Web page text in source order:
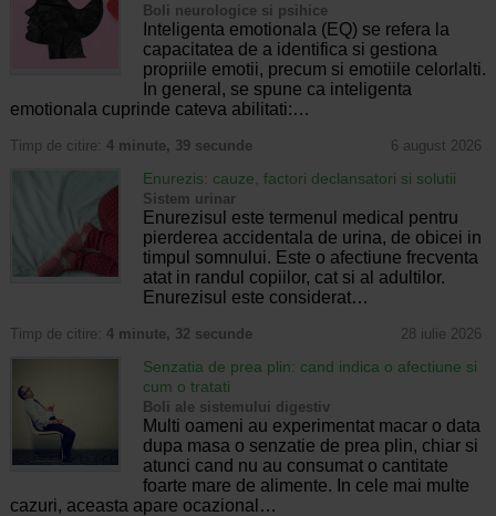
Boli neurologice si psihice
Inteligenta emotionala (EQ) se refera la
capacitatea de a identifica si gestiona
propriile emotii, precum si emotiile celorlalti.
In general, se spune ca inteligenta
emotionala cuprinde cateva abilitati:…
Timp de citire: 4 minute, 39 secunde 6 august 2026
Enurezis: cauze, factori declansatori si solutii
Sistem urinar
Enurezisul este termenul medical pentru
pierderea accidentala de urina, de obicei in
timpul somnului. Este o afectiune frecventa
atat in randul copiilor, cat si al adultilor.
Enurezisul este considerat…
Timp de citire: 4 minute, 32 secunde 28 iulie 2026
Senzatia de prea plin: cand indica o afectiune si
cum o tratati
Boli ale sistemului digestiv
Multi oameni au experimentat macar o data
dupa masa o senzatie de prea plin, chiar si
atunci cand nu au consumat o cantitate
foarte mare de alimente. In cele mai multe
cazuri, aceasta apare ocazional…